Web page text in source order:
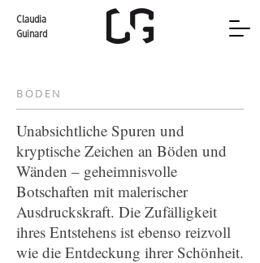
Claudia
Guinard
BÖDEN
Unabsichtliche Spuren und
kryptische Zeichen an Böden und
Wänden – geheimnisvolle
Botschaften mit malerischer
Ausdruckskraft. Die Zufälligkeit
ihres Entstehens ist ebenso reizvoll
wie die Entdeckung ihrer Schönheit.